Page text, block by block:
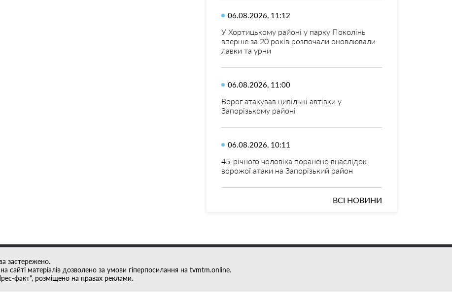
06.08.2026, 11:12
У Хортицькому районі у парку Поколінь
вперше за 20 років розпочали оновлювали
лавки та урни
06.08.2026, 11:00
Ворог атакував цивільні автівки у
Запорізькому районі
06.08.2026, 10:11
45-річного чоловіка поранено внаслідок
ворожої атаки на Запорізький район
ВСІ НОВИНИ
застережено.
сайті матеріалів дозволено за умови гіперпосилання на tvmtm.online.
факт", розміщено на правах реклами.